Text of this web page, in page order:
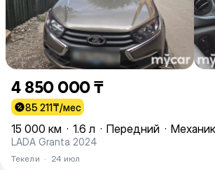
4 850 000 ₸
85 211₸/мес
15 000 км · 1.6 л · Передний ·
LADA Granta 2024
Текели · 24 июл